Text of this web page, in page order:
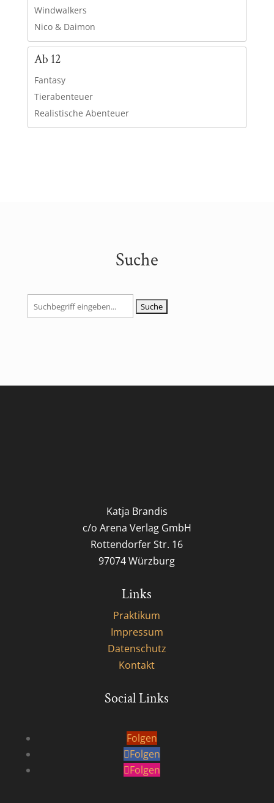
Windwalkers
Nico & Daimon
Ab 12
Fantasy
Tierabenteuer
Realistische Abenteuer
Suche
Suchen
nach:
Katja Brandis
c/o Arena Verlag GmbH
Rottendorfer Str. 16
97074 Würzburg
Links
Praktikum
Impressum
Datenschutz
Kontakt
Social Links
Folgen
Folgen
Folgen